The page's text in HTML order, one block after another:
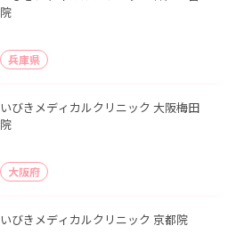
院
兵庫県
いびきメディカルクリニック 大阪梅田
院
大阪府
いびきメディカルクリニック 京都院